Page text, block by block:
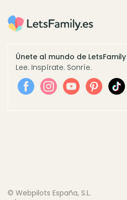
Únete al mundo de LetsFamily
Lee. Inspírate. Sonríe.
© Webpilots España, S.L.